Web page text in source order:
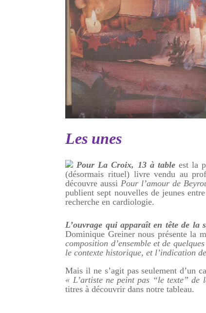
Les unes
Pour La Croix, 13 à tableest la
(désormais rituel) livre vendu au
découvre aussi Pour l’amour de
publient sept nouvelles de jeunes
recherche en cardiologie.
L’ouvrage qui apparaît en tête de la
Dominique Greiner nous présente la
composition d’ensemble et de
le contexte historique, et l’indication
Mais il ne s’agit pas seulement d’un
« L’artiste ne peint pas “le texte” de
titres à découvrir dans notre tableau.